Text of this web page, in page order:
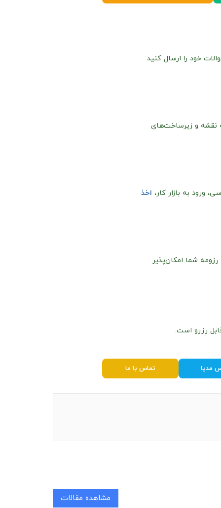
خود را ارسال کنید
نقشه و زیرساخت‌های
ورود به بازار کار، اخذ
شما امکان‌پذیر
رزرو است.
مدیا تماس با ما
مشاهده مقالات